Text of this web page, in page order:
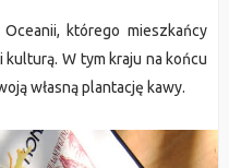
którego mieszkańcy
kulturą. W tym kraju na końcu
własną plantację kawy.